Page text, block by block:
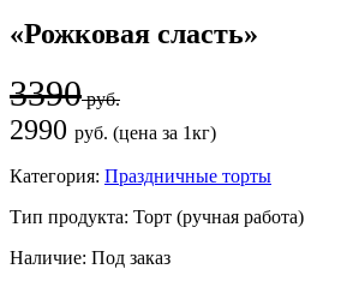
«Рожковая сласть»
3390руб.
2990 руб. (цена за 1кг)
Категория: Праздничные торты
Тип продукта: Торт (ручная работа)
Наличие: Под заказ